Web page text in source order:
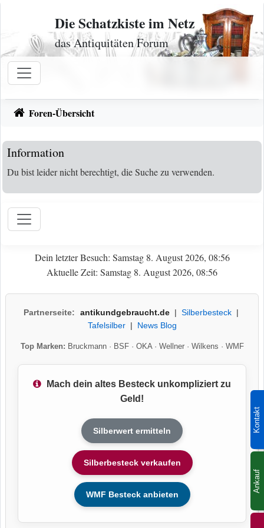
Kontakt
Ankauf
Zum Inhalt
Die Schatzkiste im Netz
das Antiquitäten Forum
Foren-Übersicht
Information
Du bist leider nicht berechtigt, die Suche zu verwenden.
Dein letzter Besuch: Samstag 8. August 2026, 08:56
Aktuelle Zeit: Samstag 8. August 2026, 08:56
Partnerseite: antikundgebraucht.de| Silberbesteck|
Tafelsilber| News Blog
Top Marken: Bruckmann· BSF· OKA· Wellner· Wilkens · WMF
Mach dein altes Besteck unkompliziert zu
Geld!
Silberwert ermitteln
Silberbesteck verkaufen
WMF Besteck anbieten